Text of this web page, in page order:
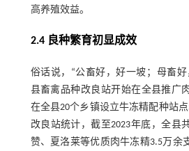
高养殖效益。
2.4 良种繁育初显成效
俗话说，“公畜好，好一坡；母畜好
县畜禽品种改良站开始在全县推广
在全县20个乡镇设立牛冻精配种站
改良站统计，截至2023年底，全县
赞、夏洛莱等优质肉牛冻精3.5万余